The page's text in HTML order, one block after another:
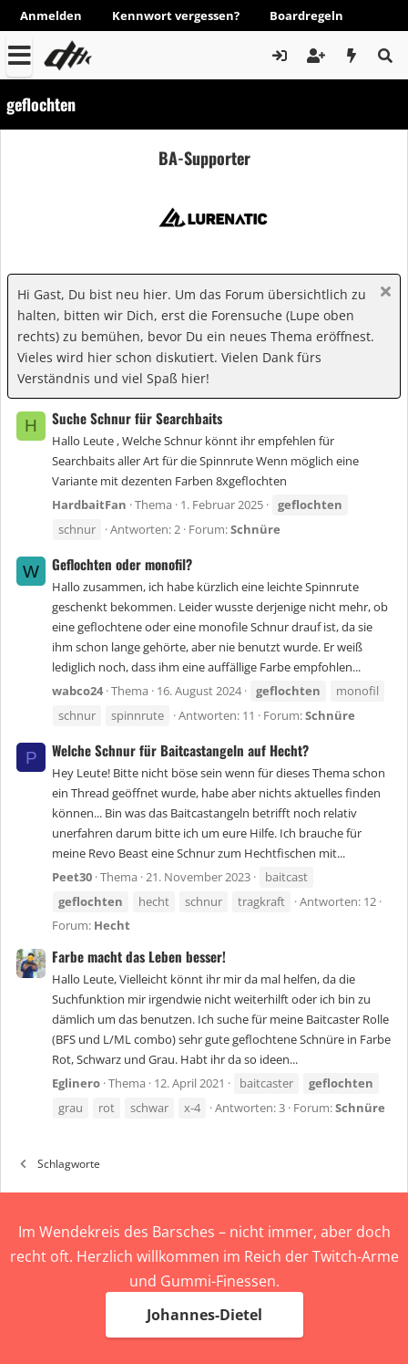
Anmelden Kennwort vergessen? Boardregeln
geflochten
BA-Supporter
Hi Gast, Du bist neu hier. Um das Forum übersichtlich zu
halten, bitten wir Dich, erst die Forensuche (Lupe oben
rechts) zu bemühen, bevor Du ein neues Thema eröffnest.
Vieles wird hier schon diskutiert. Vielen Dank fürs
Verständnis und viel Spaß hier!
H Suche Schnur für Searchbaits
Hallo Leute , Welche Schnur könnt ihr empfehlen für
Searchbaits aller Art für die Spinnrute Wenn möglich eine
Variante mit dezenten Farben 8xgeflochten
HardbaitFan Thema 1. Februar 2025
geflochten
schnur
Antworten: 2 Forum:Schnüre
W Geflochten oder monofil?
Hallo zusammen, ich habe kürzlich eine leichte Spinnrute
geschenkt bekommen. Leider wusste derjenige nicht mehr, ob
eine geflochtene oder eine monofile Schnur drauf ist, da sie
ihm schon lange gehörte, aber nie benutzt wurde. Er weiß
lediglich noch, dass ihm eine auffällige Farbe empfohlen...
wabco24 Thema 16. August 2024 geflochten
monofil
schnur
spinnrute Antworten: 11 Forum:Schnüre
P Welche Schnur für Baitcastangeln auf Hecht?
Hey Leute! Bitte nicht böse sein wenn für dieses Thema schon
ein Thread geöffnet wurde, habe aber nichts aktuelles finden
können... Bin was das Baitcastangeln betrifft noch relativ
unerfahren darum bitte ich um eure Hilfe. Ich brauche für
meine Revo Beast eine Schnur zum Hechtfischen mit...
Peet30 Thema 21. November 2023
baitcast
geflochten
hecht schnur tragkraft
Antworten: 12
Forum: Hecht
Farbe macht das Leben besser!
Hallo Leute, Vielleicht könnt ihr mir da mal helfen, da die
Suchfunktion mir irgendwie nicht weiterhilft oder ich bin zu
dämlich um das benutzen. Ich suche für meine Baitcaster Rolle
(BFS und L/ML combo) sehr gute geflochtene Schnüre in Farbe
Rot, Schwarz und Grau. Habt ihr da so ideen...
Eglinero Thema 12. April 2021 baitcaster
geflochten
grau
rot schwar x-4 Antworten: 3 Forum:Schnüre
Schlagworte
Im Wendekreis des Barsches – nicht immer, aber doch
recht oft. Herzlich willkommen im Reich der Twitch-Arme
und Gummi-Finessen.
Johannes-Dietel